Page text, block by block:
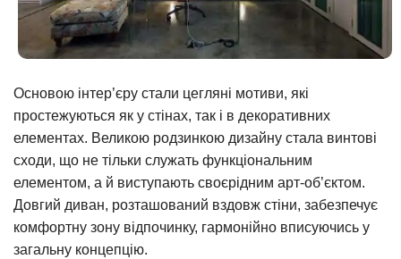
Основою інтер’єру стали цегляні мотиви, які
простежуються як у стінах, так і в декоративних
елементах. Великою родзинкою дизайну стала винтові
сходи, що не тільки служать функціональним
елементом, а й виступають своєрідним арт-об’єктом.
Довгий диван, розташований вздовж стіни, забезпечує
комфортну зону відпочинку, гармонійно вписуючись у
загальну концепцію.